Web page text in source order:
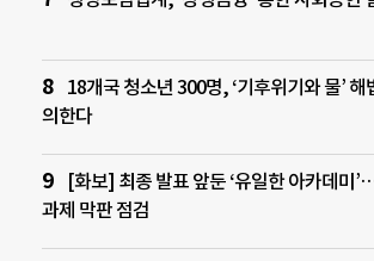
18개국 청소년 300명, ‘기후위기와 물’ 해
의한다
[화보] 최종 발표 앞둔 ‘유일한 아카데미
과제 막판 점검